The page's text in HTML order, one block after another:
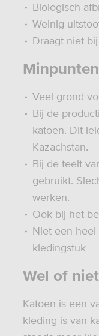
Biologisch
Weinig
Draagt niet
Minpunten
Veel grond
Bij de
katoen. Dit
Kazachstan.
Bij de teelt
gebruikt.
werken.
Ook bij het
Niet een
kledingstuk
Wel of
Katoen is een
kleding is van